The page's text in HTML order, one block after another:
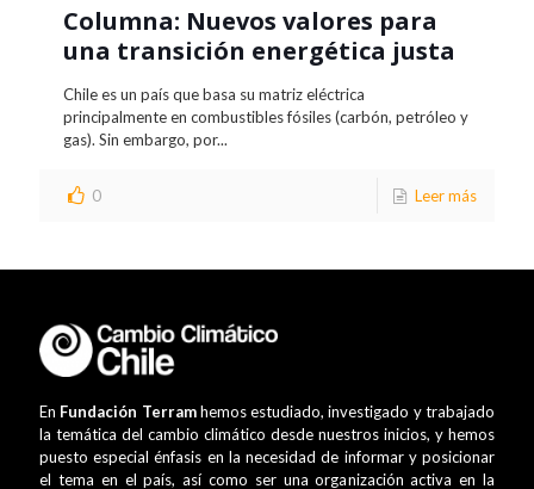
Columna: Nuevos valores para
una transición energética justa
Chile es un país que basa su matriz eléctrica
principalmente en combustibles fósiles (carbón, petróleo y
gas). Sin embargo, por...
0 Leer más
En Fundación Terramhemos estudiado, investigado y trabajado
la temática del cambio climático desde nuestros inicios, y hemos
puesto especial énfasis en la necesidad de informar y posicionar
el tema en el país, así como ser una organización activa en la